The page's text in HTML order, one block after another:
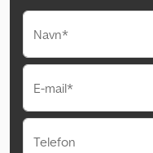
Navn*
E-mail*
Telefon